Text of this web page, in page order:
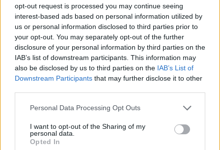
opt-out request is processed you may continue seeing
interest-based ads based on personal information utilized by
us or personal information disclosed to third parties prior to
your opt-out. You may separately opt-out of the further
disclosure of your personal information by third parties on the
IAB’s list of downstream participants. This information may
also be disclosed by us to third parties on the IAB’s List of
Downstream Participants that may further disclose it to other
Personal Data Processing Opt Outs
I want to opt-out of the Sharing of my
personal data.
Opted In